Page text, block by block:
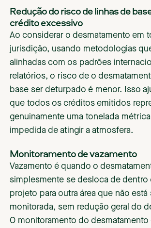
Redução do risco de linhas de
crédito excessivo
Ao considerar o desmatamento em
jurisdição, usando metodologias
alinhadas com os padrões
relatórios, o risco de o
base ser deturpado é menor. Isso
que todos os créditos emitidos
genuinamente uma tonelada
impedida de atingir a atmosfera.
Monitoramento de vazamento
Vazamento é quando o
simplesmente se desloca de dentro
projeto para outra área que não está
monitorada, sem redução geral do
O monitoramento do desmatamento